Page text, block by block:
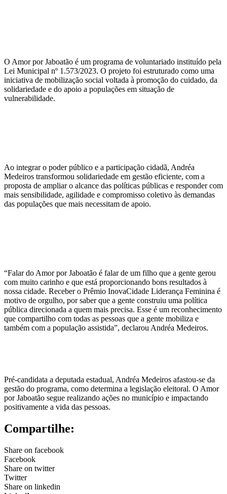
O Amor por Jaboatão é um programa de voluntariado instituído pela
Lei Municipal nº 1.573/2023. O projeto foi estruturado como uma
iniciativa de mobilização social voltada à promoção do cuidado, da
solidariedade e do apoio a populações em situação de
vulnerabilidade.
Ao integrar o poder público e a participação cidadã, Andréa
Medeiros transformou solidariedade em gestão eficiente, com a
proposta de ampliar o alcance das políticas públicas e responder com
mais sensibilidade, agilidade e compromisso coletivo às demandas
das populações que mais necessitam de apoio.
“Falar do Amor por Jaboatão é falar de um filho que a gente gerou
com muito carinho e que está proporcionando bons resultados à
nossa cidade. Receber o Prêmio InovaCidade Liderança Feminina é
motivo de orgulho, por saber que a gente construiu uma política
pública direcionada a quem mais precisa. Esse é um reconhecimento
que compartilho com todas as pessoas que a gente mobiliza e
também com a população assistida”, declarou Andréa Medeiros.
Pré-candidata a deputada estadual, Andréa Medeiros afastou-se da
gestão do programa, como determina a legislação eleitoral. O Amor
por Jaboatão segue realizando ações no município e impactando
positivamente a vida das pessoas.
Compartilhe:
Share on facebook
Facebook
Share on twitter
Twitter
Share on linkedin